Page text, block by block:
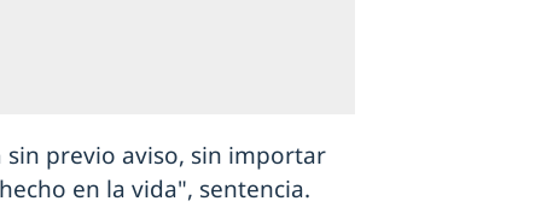
sin previo aviso, sin importar
en la vida", sentencia.